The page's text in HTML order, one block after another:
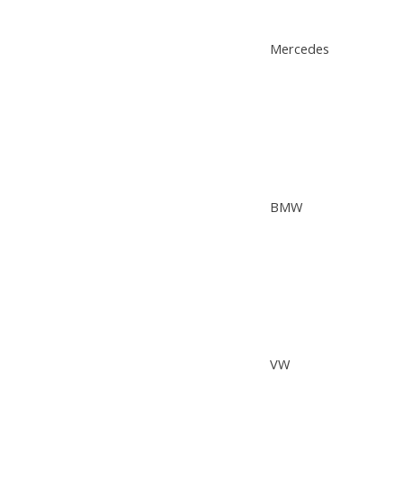
Mercedes
BMW
VW